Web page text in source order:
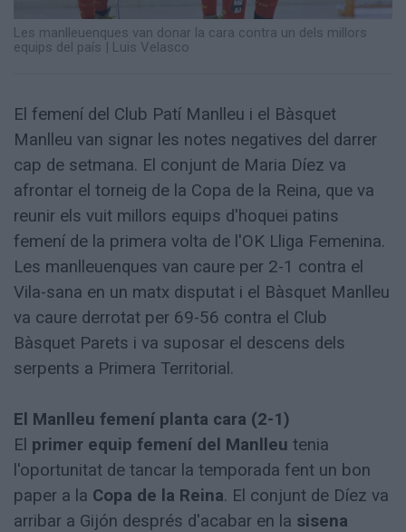
Les manlleuenques van donar la cara contra un dels millors
equips del país | Luis Velasco
El femení del Club Patí Manlleu i el Bàsquet
Manlleu van signar les notes negatives del darrer
cap de setmana. El conjunt de Maria Díez va
afrontar el torneig de la Copa de la Reina, que va
reunir els vuit millors equips d'hoquei patins
femení de la primera volta de l'OK Lliga Femenina.
Les manlleuenques van caure per 2-1 contra el
Vila-sana en un matx disputat i el Bàsquet Manlleu
va caure derrotat per 69-56 contra el Club
Bàsquet Parets i va suposar el descens dels
serpents a Primera Territorial.
El Manlleu femení planta cara (2-1)
El primer equip femení del Manlleu tenia
l'oportunitat de tancar la temporada fent un bon
paper a la Copa de la Reina. El conjunt de Díez va
arribar a Gijón després d'acabar en la sisena